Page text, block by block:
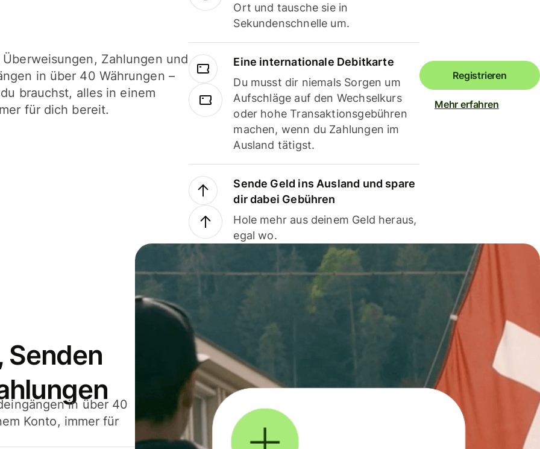
Zahlungen und
in über 40 Währungen –
brauchst, alles in einem
für dich bereit.
Ort und tausche sie in
Sekundenschnelle um.
Eine internationale Debitkarte
Du musst dir niemals Sorgen um
Aufschläge auf den Wechselkurs
oder hohe Transaktionsgebühren
machen, wenn du Zahlungen im
Ausland tätigst.
Sende Geld ins Ausland und spare
dir dabei Gebühren
Hole mehr aus deinem Geld heraus,
egal wo.
Registrieren
Mehr erfahren
Senden
in über 40
Konto, immer für